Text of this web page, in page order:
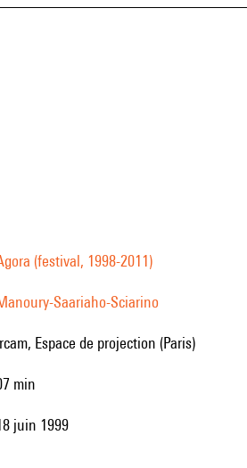
(festival, 1998-2011)
Saariaho-Sciarino
Ircam, Espace de projection (Paris)
07 min
18 juin 1999